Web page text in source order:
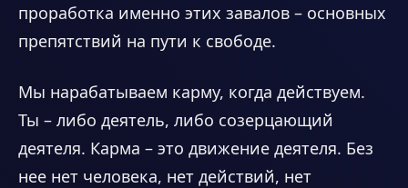
проработка именно этих завалов – основных
препятствий на пути к свободе.
Мы нарабатываем карму, когда действуем.
Ты – либо деятель, либо созерцающий
деятеля. Карма – это движение деятеля. Без
нее нет человека, нет действий, нет